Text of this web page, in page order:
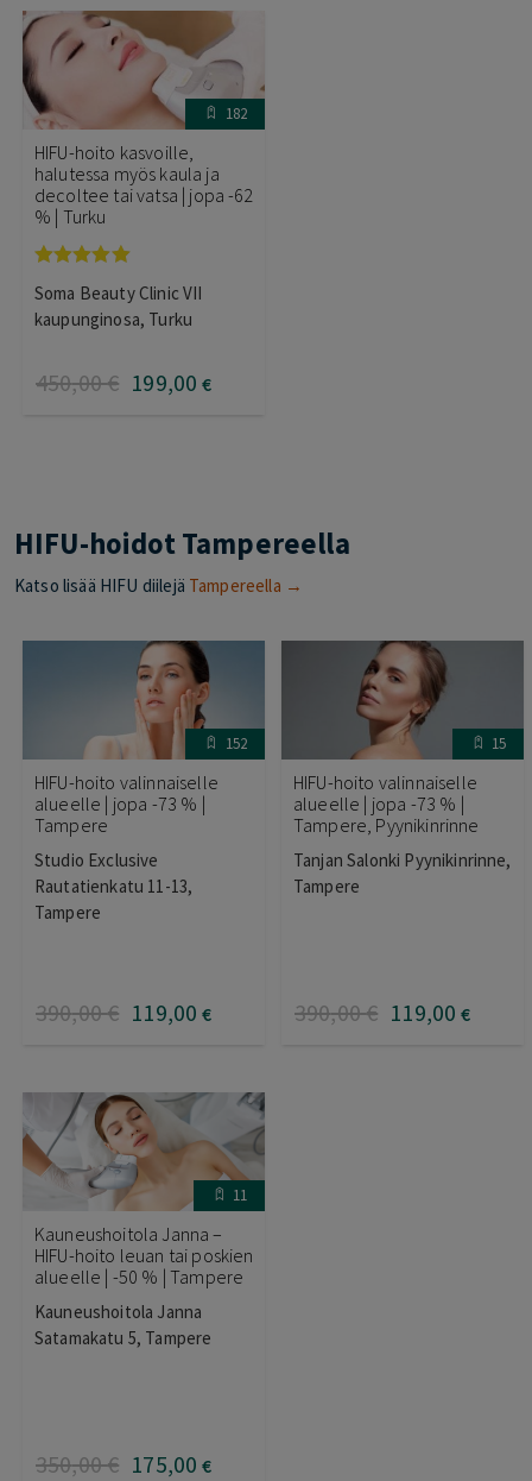
182
HIFU-hoito kasvoille,
halutessa myös kaula ja
decoltee tai vatsa | jopa -62
% | Turku
tuotteesta:
5.00/ 5
Soma Beauty Clinic VII
kaupunginosa, Turku
450,00€ 199,00 €
HIFU-hoidot Tampereella
Katso lisää HIFU diilejä Tampereella →
152
HIFU-hoito valinnaiselle
alueelle | jopa -73 % |
Tampere
Studio Exclusive
Rautatienkatu 11-13,
Tampere
390,00€ 119,00 €
15
HIFU-hoito valinnaiselle
alueelle | jopa -73 % |
Tampere, Pyynikinrinne
Tanjan Salonki Pyynikinrinne,
Tampere
390,00€ 119,00 €
11
Kauneushoitola Janna –
HIFU-hoito leuan tai poskien
alueelle | -50 % | Tampere
Kauneushoitola Janna
Satamakatu 5, Tampere
350,00€ 175,00 €